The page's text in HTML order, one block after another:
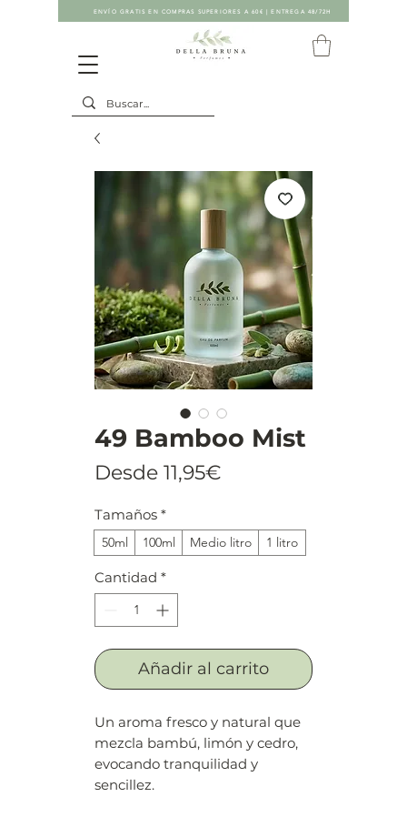
ENVÍO GRATIS EN COMPRAS SUPERIORES A 60€ | ENTREGA 48/72H
49 Bamboo Mist
Desde 11,95€
Tamaños *
50ml 100ml Medio litro 1 litro
Cantidad *
Añadir al carrito
Un aroma fresco y natural que
mezcla bambú, limón y cedro,
evocando tranquilidad y
sencillez.